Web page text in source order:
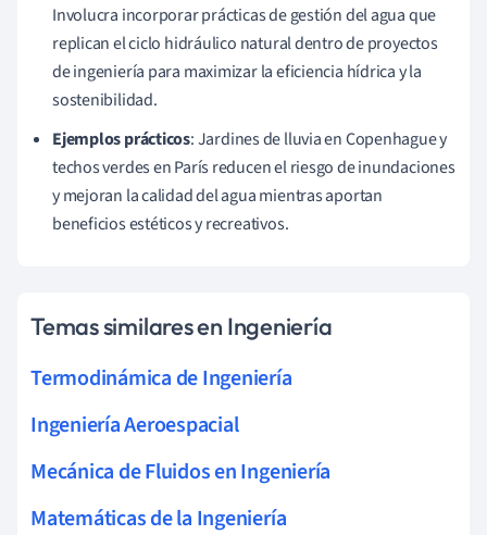
Involucra incorporar prácticas de gestión del agua que
replican el ciclo hidráulico natural dentro de proyectos
de ingeniería para maximizar la eficiencia hídrica y la
sostenibilidad.
Ejemplos prácticos: Jardines de lluvia en Copenhague y
techos verdes en París reducen el riesgo de inundaciones
y mejoran la calidad del agua mientras aportan
beneficios estéticos y recreativos.
Temas similares en Ingeniería
Termodinámica de Ingeniería
Ingeniería Aeroespacial
Mecánica de Fluidos en Ingeniería
Matemáticas de la Ingeniería